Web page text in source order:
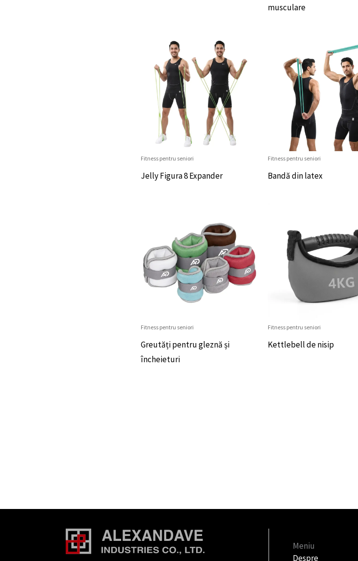
musculare
Fitness pentru seniori
Jelly Figura 8 Expander
Fitness pentru seniori
Bandă din latex
Fitness pentru seniori
Greutăți pentru gleznă și
încheieturi
Fitness pentru seniori
Kettlebell de nisip
Meniu
Despre